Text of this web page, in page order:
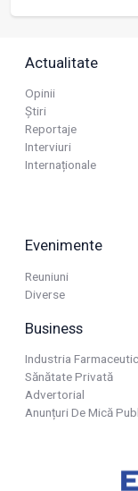
Actualitate
Opinii
Știri
Reportaje
Interviuri
Internaționale
Evenimente
Reuniuni
Diverse
Business
Industria
Sănătate Privată
Advertorial
Anunțuri De Mică